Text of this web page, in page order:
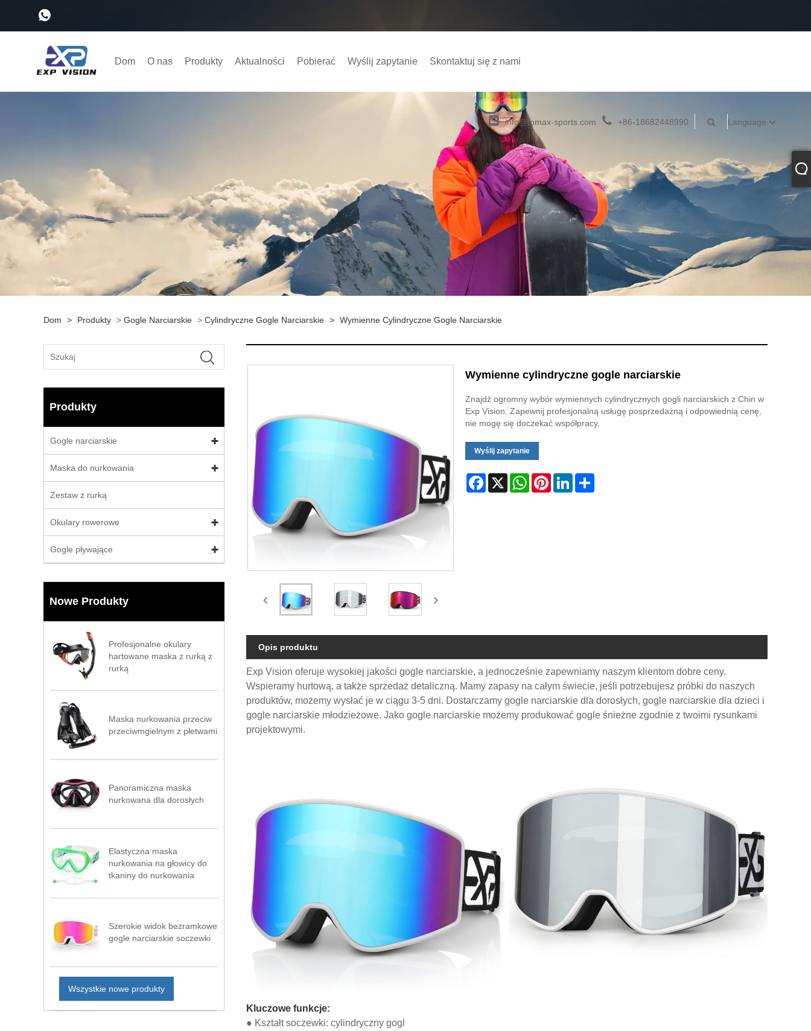
Dom O nas Produkty Aktualności Pobierać Wyślij zapytanie Skontaktuj się z nami
info@tomax-sports.com +86-18682448990 Language
Dom > Produkty > Gogle Narciarskie > Cylindryczne Gogle Narciarskie > Wymienne Cylindryczne Gogle Narciarskie
Produkty
Gogle narciarskie
Maska do nurkowania
Zestaw z rurką
Okulary rowerowe
Gogle pływające
Nowe Produkty
Profesjonalne okulary
hartowane maska ​​z rurką z
rurką
Maska nurkowania przeciw
przeciwmgielnym z płetwami
Panoramiczna maska ​​
nurkowana dla dorosłych
Elastyczna maska ​​
nurkowania na głowicy do
tkaniny do nurkowania
Szerokie widok bezramkowe
gogle narciarskie soczewki
Wszystkie nowe produkty
Wymienne cylindryczne gogle narciarskie
Znajdź ogromny wybór wymiennych cylindrycznych gogli narciarskich z Chin w
Exp Vision. Zapewnij profesjonalną usługę posprzedażną i odpowiednią cenę,
nie mogę się doczekać współpracy.
Wyślij zapytanie
Facebook
X WhatsAppPinterestLinkedInShare
Opis produktu
Exp Vision oferuje wysokiej jakości gogle narciarskie, a jednocześnie zapewniamy naszym klientom dobre ceny.
Wspieramy hurtową, a także sprzedaż detaliczną. Mamy zapasy na całym świecie, jeśli potrzebujesz próbki do naszych
produktów, możemy wysłać je w ciągu 3-5 dni. Dostarczamy gogle narciarskie dla dorosłych, gogle narciarskie dla dzieci i
gogle narciarskie młodzieżowe. Jako gogle narciarskie możemy produkować gogle śnieżne zgodnie z twoimi rysunkami
projektowymi.
Kluczowe funkcje:
● Kształt soczewki: cylindryczny gogl